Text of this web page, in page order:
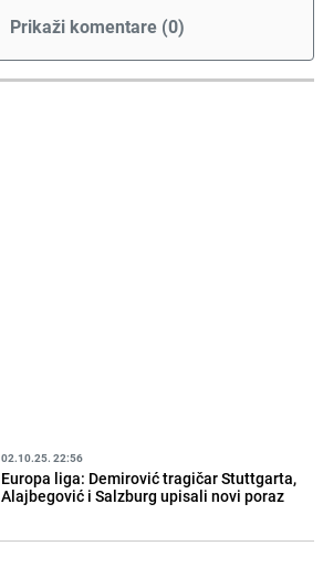
Prikaži komentare (0)
02.10.25. 22:56
Europa liga: Demirović tragičar Stuttgarta,
Alajbegović i Salzburg upisali novi poraz